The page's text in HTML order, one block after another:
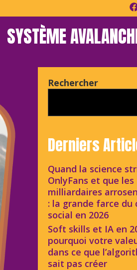
SYSTÈME
Rechercher
Derniers
Quand la science
OnlyFans et que les
milliardaires
: la grande farce du
social en 2026
Soft skills et IA en
pourquoi votre
dans ce que
sait pas créer